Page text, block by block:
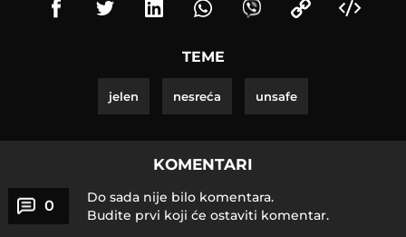
TEME
jelen nesreća unsafe
KOMENTARI
0
Do sada nije bilo komentara.
Budite prvi koji će ostaviti komentar.